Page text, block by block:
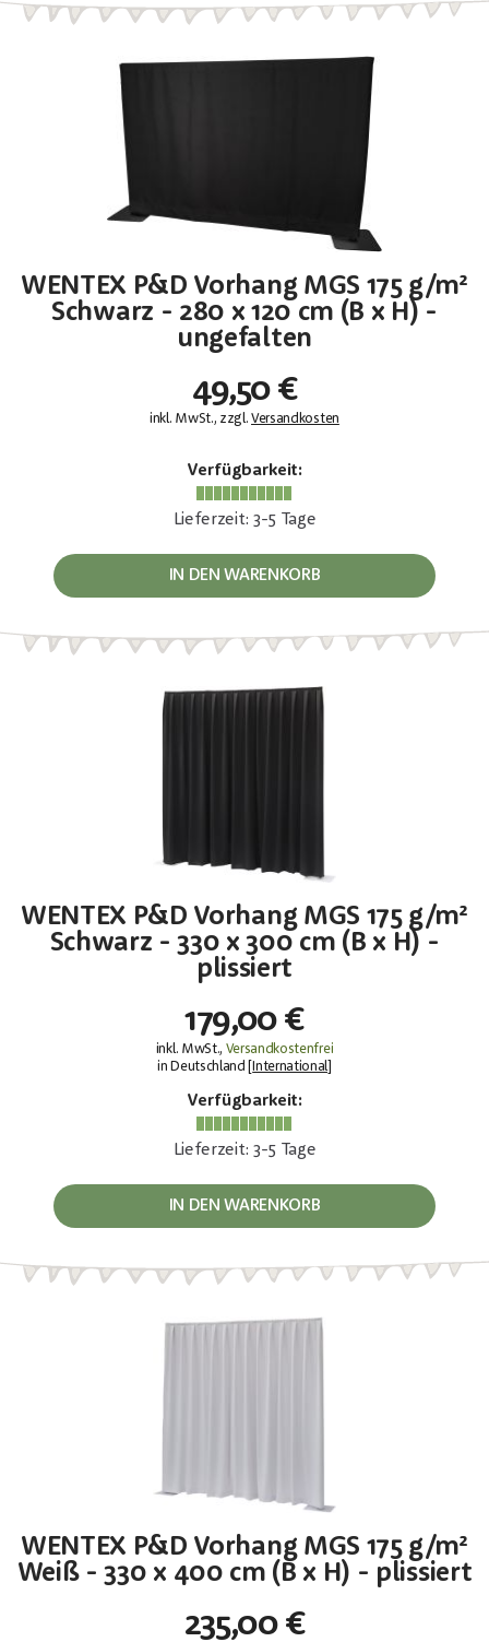
WENTEX P&D Vorhang MGS 175 g/m²
Schwarz - 280 x 120 cm (B x H) -
ungefalten
49,50 €
inkl. MwSt., zzgl.Versandkosten
Verfügbarkeit:
Lieferzeit: 3-5 Tage
IN DEN WARENKORB
WENTEX P&D Vorhang MGS 175 g/m²
Schwarz - 330 x 300 cm (B x H) -
plissiert
179,00 €
inkl. MwSt., Versandkostenfrei
in Deutschland [
International]
Verfügbarkeit:
Lieferzeit: 3-5 Tage
IN DEN WARENKORB
WENTEX P&D Vorhang MGS 175 g/m²
Weiß - 330 x 400 cm (B x H) - plissiert
235,00 €